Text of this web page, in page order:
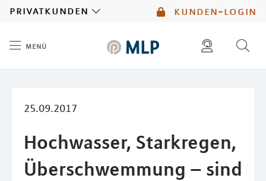
kunden-login
privatkunden
menü
25.09.2017
Hochwasser, Starkregen,
Überschwemmung – sind